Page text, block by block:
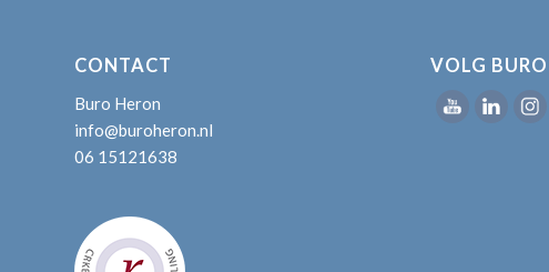
CONTACT
Buro Heron
info@buroheron.nl
06 15121638
VOLG